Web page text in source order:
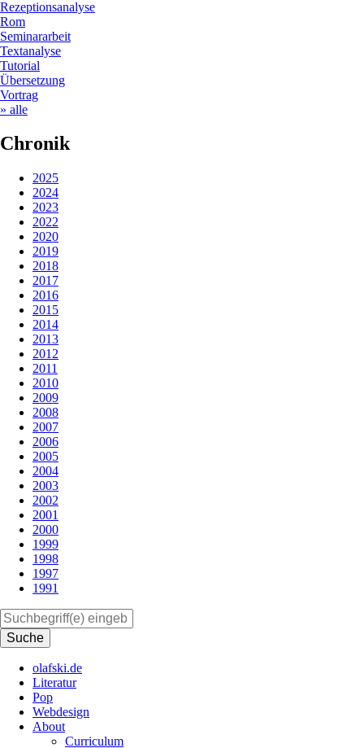
Rezeptionsanalyse
Rom
Seminararbeit
Textanalyse
Tutorial
Übersetzung
Vortrag
» alle
Chronik
2025
2024
2023
2022
2020
2019
2018
2017
2016
2015
2014
2013
2012
2011
2010
2009
2008
2007
2006
2005
2004
2003
2002
2001
2000
1999
1998
1997
1991
Suchen
olafski.de
Literatur
Pop
Webdesign
About
Curriculum